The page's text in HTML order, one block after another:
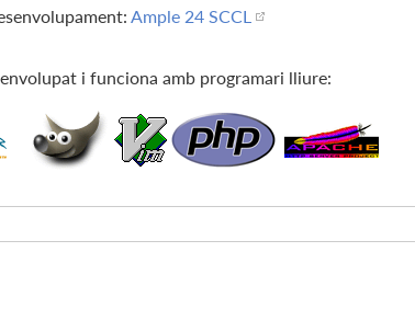
Ample 24 SCCL
i funciona amb programari lliure: